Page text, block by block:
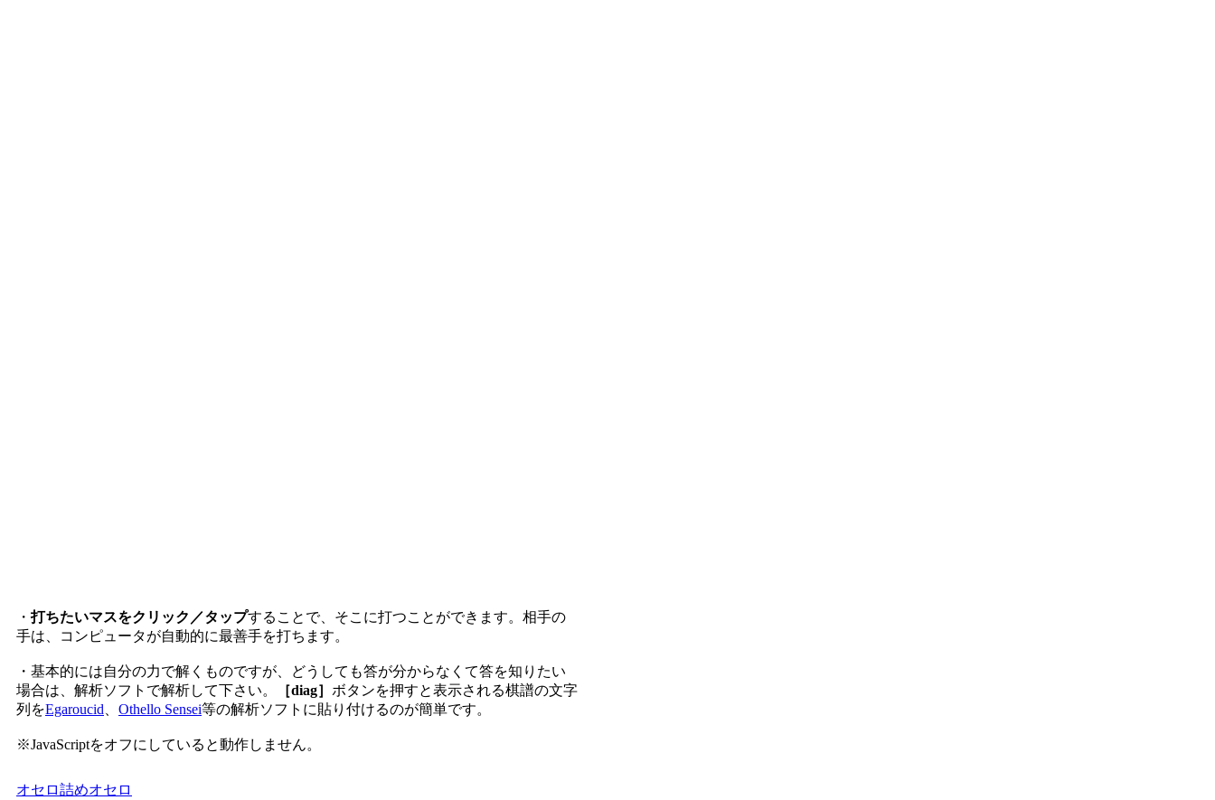
・打ちたいマスをクリック／タップすることで、そこに打つことができます。相手の
手は、コンピュータが自動的に最善手を打ちます。
・基本的には自分の力で解くものですが、どうしても答が分からなくて答を知りたい
場合は、解析ソフトで解析して下さい。
［diag］ ボタンを押すと表示される棋譜の文字
列をEgaroucid Othello Sensei等の解析ソフトに貼り付けるのが簡単です。
※JavaScriptをオフにしていると動作しません。
オセロ詰めオセロ